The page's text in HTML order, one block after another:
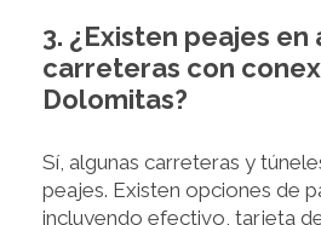
3. ¿Existen peajes en
carreteras con
Dolomitas?
Sí, algunas carreteras y
peajes. Existen opciones de
incluyendo efectivo, tarjeta